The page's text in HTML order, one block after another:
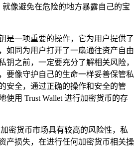
像避免在危险的地方暴露自己的宝
是一项重要的操作，它为用户提供了
如同为用户打开了一扇通往资产自由
钥之前，一定要充分了解相关风险，
要像守护自己的生命一样妥善保管私
安全，通过正确的操作和安全的管
使用 Trust Wallet 进行加密货币的存
密货币市场具有较高的风险性，私
产损失，在进行任何加密货币相关操